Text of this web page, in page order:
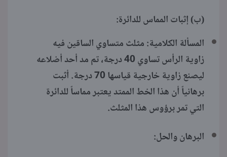
(ب) إثبات المماس للدائرة:
المسألة الكلامية: مثلث متساوي الساقين فيه
زاوية الرأس تساوي 40 درجة، تم مد أحد أضلاعه
ليصنع زاوية خارجية قياسها 70 درجة. أثبت
برهانياً أن هذا الخط الممتد يعتبر مماساً للدائرة
التي تمر برؤوس هذا المثلث.
البرهان والحل: